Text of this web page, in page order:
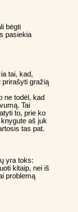
bėgti
pasiekia
tai, kad,
prirašyti gražią
ne todėl, kad
Tai
to, prie ko
aš juk
tas pat.
yra toks:
kitaip, nei iš
problemą